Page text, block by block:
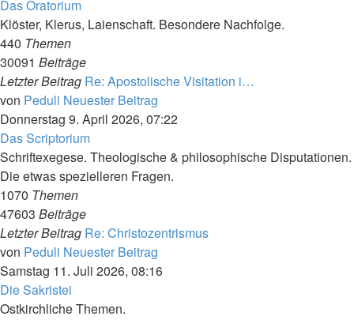
Das Oratorium
Klöster, Klerus, Laienschaft. Besondere Nachfolge.
440 Themen
30091 Beiträge
Letzter Beitrag Re: Apostolische Visitation i…
von Peduli Neuester Beitrag
Donnerstag 9. April 2026, 07:22
Das Scriptorium
Schriftexegese. Theologische & philosophische Disputationen.
Die etwas spezielleren Fragen.
1070 Themen
47603 Beiträge
Letzter Beitrag Re: Christozentrismus
von Peduli Neuester Beitrag
Samstag 11. Juli 2026, 08:16
Die Sakristei
Ostkirchliche Themen.